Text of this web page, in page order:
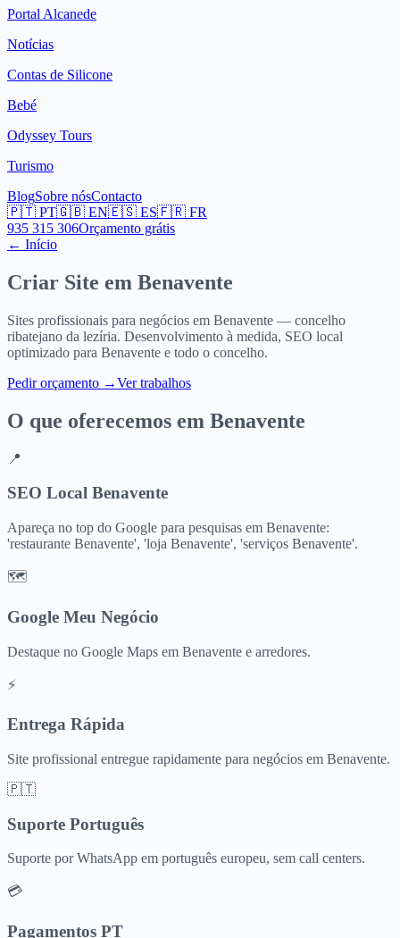
Portal Alcanede
Notícias
Contas de Silicone
Bebé
Odyssey Tours
Turismo
BlogSobre nósContacto
🇵🇹 PT🇬🇧 EN🇪🇸 ES🇫🇷 FR
935 315 306Orçamento grátis
← Início
Criar Site em Benavente
Sites profissionais para negócios em Benavente — concelho
ribatejano da lezíria. Desenvolvimento à medida, SEO local
optimizado para Benavente e todo o concelho.
Pedir orçamento →Ver trabalhos
O que oferecemos em Benavente
📍
SEO Local Benavente
Apareça no top do Google para pesquisas em Benavente:
'restaurante Benavente', 'loja Benavente', 'serviços Benavente'.
🗺️
Google Meu Negócio
Destaque no Google Maps em Benavente e arredores.
⚡
Entrega Rápida
Site profissional entregue rapidamente para negócios em Benavente.
🇵🇹
Suporte Português
Suporte por WhatsApp em português europeu, sem call centers.
💳
Pagamentos PT